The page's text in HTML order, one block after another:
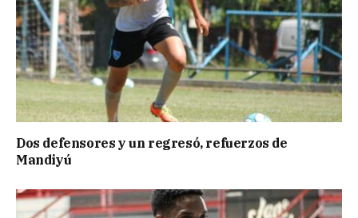
Dos defensores y un regresó, refuerzos de
Mandiyú